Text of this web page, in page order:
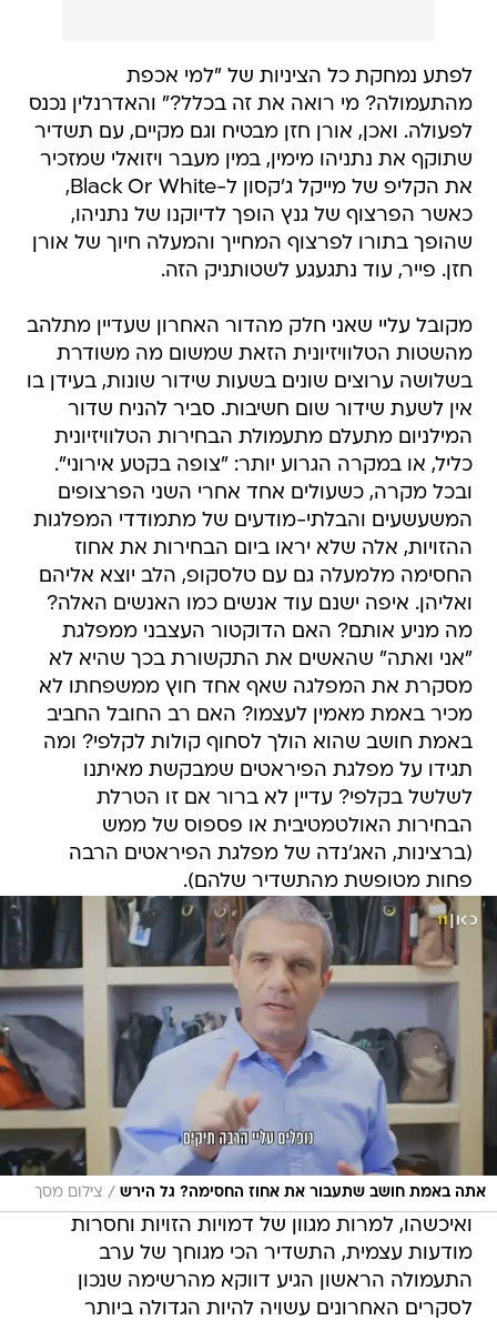
לפתע נמחקת כל הציניות של "למי אכפת
מהתעמולה? מי רואה את זה בכלל?" והאדרנלין נכנס
לפעולה. ואכן, אורן חזן מבטיח וגם מקיים, עם תשדיר
שתוקף את נתניהו מימין, במין מעבר ויזואלי שמזכיר
את הקליפ של מייקל ג'קסון ל-Black Or White,
כאשר הפרצוף של גנץ הופך לדיוקנו של נתניהו,
שהופך בתורו לפרצוף המחייך והמעלה חיוך של אורן
חזן. פייר, עוד נתגעגע לשטותניק הזה.
מקובל עליי שאני חלק מהדור האחרון שעדיין מתלהב
מהשטות הטלוויזיונית הזאת שמשום מה משודרת
בשלושה ערוצים שונים בשעות שידור שונות, בעידן בו
אין לשעת שידור שום חשיבות. סביר להניח שדור
המילניום מתעלם מתעמולת הבחירות הטלוויזיונית
כליל, או במקרה הגרוע יותר: "צופה בקטע אירוני".
ובכל מקרה, כשעולים אחד אחרי השני הפרצופים
המשעשעים והבלתי-מודעים של מתמודדי המפלגות
ההזויות, אלה שלא יראו ביום הבחירות את אחוז
החסימה מלמעלה גם עם טלסקופ, הלב יוצא אליהם
ואליהן. איפה ישנם עוד אנשים כמו האנשים האלה?
מה מניע אותם? האם הדוקטור העצבני ממפלגת
"אני ואתה" שהאשים את התקשורת בכך שהיא לא
מסקרת את המפלגה שאף אחד חוץ ממשפחתו לא
מכיר באמת מאמין לעצמו? האם רב החובל החביב
באמת חושב שהוא הולך לסחוף קולות לקלפי? ומה
תגידו על מפלגת הפיראטים שמבקשת מאיתנו
לשלשל בקלפי? עדיין לא ברור אם זו הטרלת
הבחירות האולטמטיבית או פספוס של ממש
(ברצינות, האג'נדה של מפלגת הפיראטים הרבה
פחות מטופשת מהתשדיר שלהם).
אתה באמת חושב שתעבור את אחוז החסימה? גל הירש / צילום מסך
ואיכשהו, למרות מגוון של דמויות הזויות וחסרות
מודעות עצמית, התשדיר הכי מגוחך של ערב
התעמולה הראשון הגיע דווקא מהרשימה שנכון
לסקרים האחרונים עשויה להיות הגדולה ביותר